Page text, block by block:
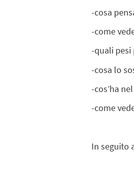
-cosa
-come
-quali pesi
-cosa lo
-cos’ha
-come
In seguito